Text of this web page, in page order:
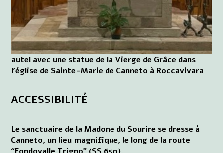
autel avec une statue de la Vierge de Grâce dans
l'église de Sainte-Marie de Canneto à Roccavivara
ACCESSIBILITÉ
Le sanctuaire de la Madone du Sourire se dresse à
Canneto, un lieu magnifique, le long de la route
“Fondovalle Trigno” (SS 650).